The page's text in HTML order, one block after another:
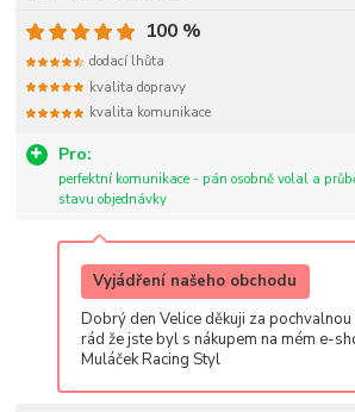
Pro:
perfektní komunikace - pán osobně volal a
stavu objednávky
100 %
dodací lhůta
kvalita dopravy
kvalita komunikace
Vyjádření našeho obchodu
Dobrý den Velice děkuji za
rád že jste byl s nákupem na mém e-
Muláček Racing Styl